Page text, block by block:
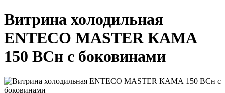
Витрина холодильная
ENTECO MASTER КАМА
150 BCн с боковинами